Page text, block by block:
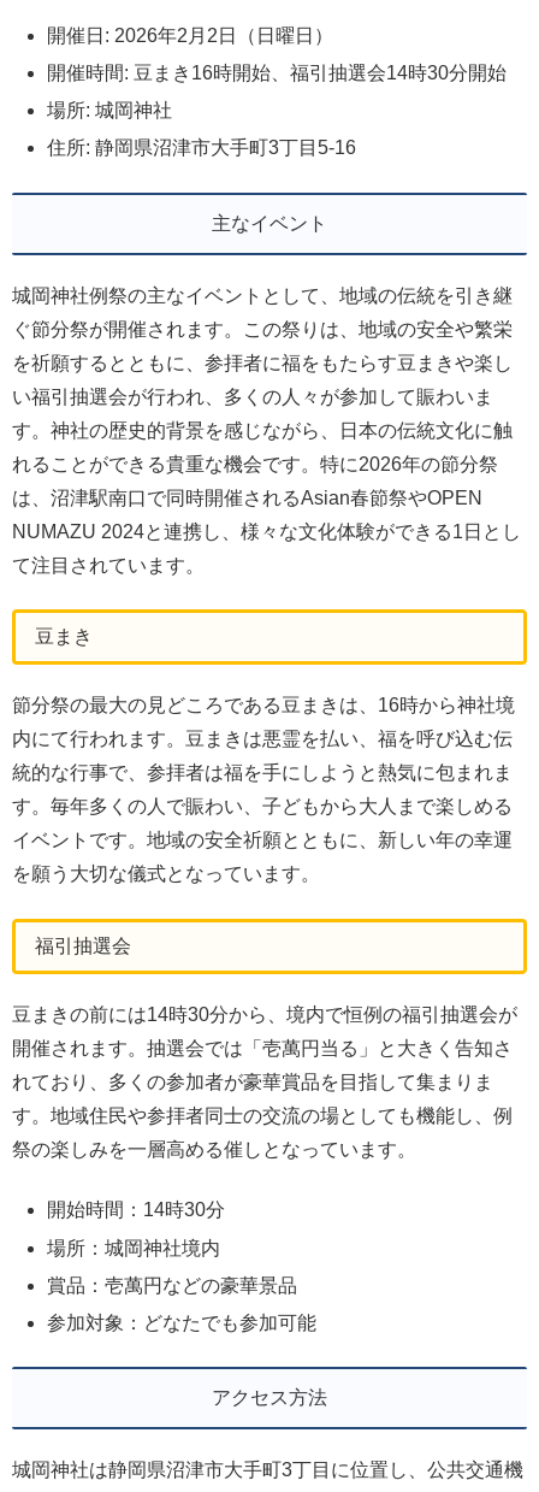
開催日: 2026年2月2日（日曜日）
開催時間: 豆まき16時開始、福引抽選会14時30分開始
場所: 城岡神社
住所: 静岡県沼津市大手町3丁目5-16
主なイベント
城岡神社例祭の主なイベントとして、地域の伝統を引き継
ぐ節分祭が開催されます。この祭りは、地域の安全や繁栄
を祈願するとともに、参拝者に福をもたらす豆まきや楽し
い福引抽選会が行われ、多くの人々が参加して賑わいま
す。神社の歴史的背景を感じながら、日本の伝統文化に触
れることができる貴重な機会です。特に2026年の節分祭
は、沼津駅南口で同時開催されるAsian春節祭やOPEN
NUMAZU 2024と連携し、様々な文化体験ができる1日とし
て注目されています。
豆まき
節分祭の最大の見どころである豆まきは、16時から神社境
内にて行われます。豆まきは悪霊を払い、福を呼び込む伝
統的な行事で、参拝者は福を手にしようと熱気に包まれま
す。毎年多くの人で賑わい、子どもから大人まで楽しめる
イベントです。地域の安全祈願とともに、新しい年の幸運
を願う大切な儀式となっています。
福引抽選会
豆まきの前には14時30分から、境内で恒例の福引抽選会が
開催されます。抽選会では「壱萬円当る」と大きく告知さ
れており、多くの参加者が豪華賞品を目指して集まりま
す。地域住民や参拝者同士の交流の場としても機能し、例
祭の楽しみを一層高める催しとなっています。
開始時間：14時30分
場所：城岡神社境内
賞品：壱萬円などの豪華景品
参加対象：どなたでも参加可能
アクセス方法
城岡神社は静岡県沼津市大手町3丁目に位置し、公共交通機